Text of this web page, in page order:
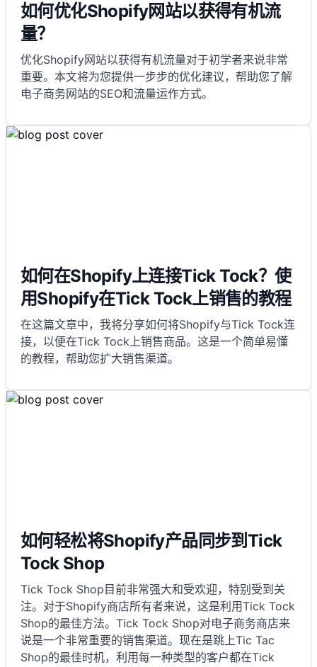
如何优化Shopify网站以获得有机流
量？
优化Shopify网站以获得有机流量对于初学者来说非常
重要。本文将为您提供一步步的优化建议，帮助您了解
电子商务网站的SEO和流量运作方式。
如何在Shopify上连接Tick Tock？使
用Shopify在Tick Tock上销售的教程
在这篇文章中，我将分享如何将Shopify与Tick Tock连
接，以便在Tick Tock上销售商品。这是一个简单易懂
的教程，帮助您扩大销售渠道。
如何轻松将Shopify产品同步到Tick
Tock Shop
Tick Tock Shop目前非常强大和受欢迎，特别受到关
注。对于Shopify商店所有者来说，这是利用Tick Tock
Shop的最佳方法。Tick Tock Shop对电子商务商店来
说是一个非常重要的销售渠道。现在是跳上Tic Tac
Shop的最佳时机，利用每一种类型的客户都在Tick